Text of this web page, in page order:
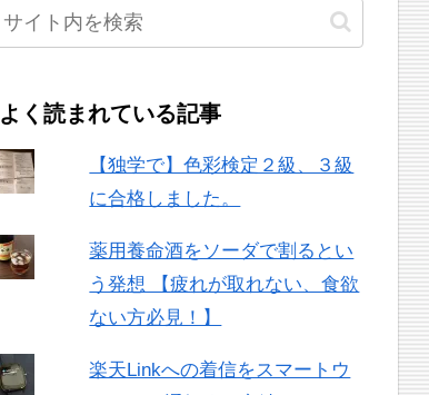
よく読まれている記事
【独学で】色彩検定２級、３級
に合格しました。
薬用養命酒をソーダで割るとい
う発想 【疲れが取れない、食欲
ない方必見！】
楽天Linkへの着信をスマートウ